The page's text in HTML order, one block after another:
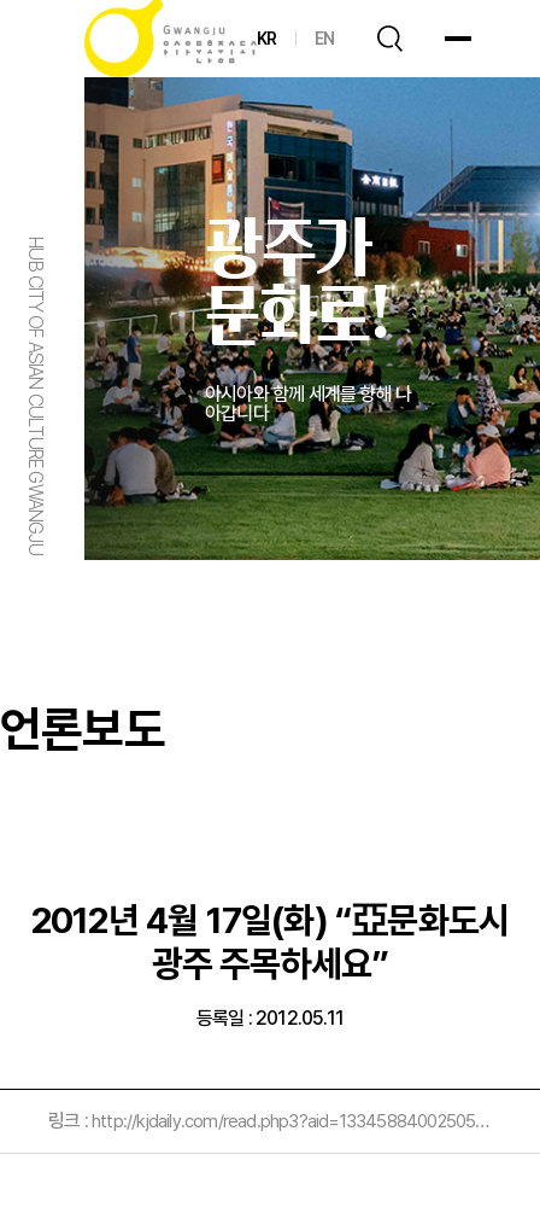
KR EN
HUB CITY OF ASIAN CULTURE GWANGJU
광주가
문화로!
아시아와 함께 세계를 향해 나
아갑니다
언론보도
2012년 4월 17일(화) “亞문화도시
광주 주목하세요”
등록일 : 2012.05.11
링크 :http://kjdaily.com/read.php3?aid=1334588400250563s2